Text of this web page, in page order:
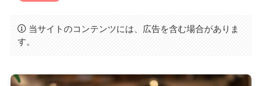
当サイトのコンテンツには、広告を含む場合がありま
す。